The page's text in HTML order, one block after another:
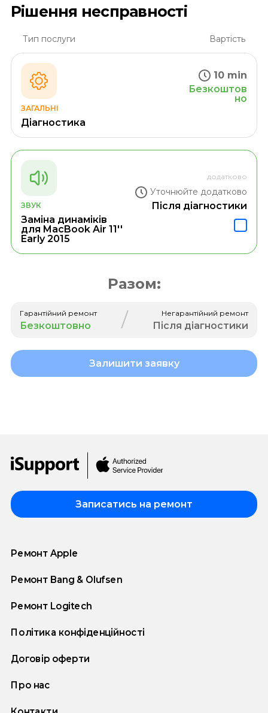
Рішення несправності
Тип послуги Вартість
ЗАГАЛЬНІ
Діагностика
10 min
Безкоштов
но
ЗВУК
Заміна динаміків
для MacBook Air 11''
Early 2015
додатково
Уточнюйте додатково
Після діагностики
Разом:
Гарантійний ремонт
Безкоштовно / Негарантійний ремонт
Після діагностики
Залишити заявку
Записатись на ремонт
Ремонт Apple
Ремонт Bang & Olufsen
Ремонт Logitech
Політика конфіденційності
Договір оферти
Про нас